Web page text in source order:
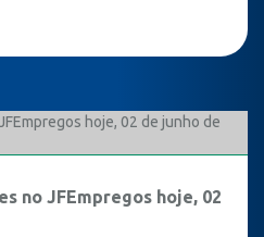
no JFEmpregos hoje, 02